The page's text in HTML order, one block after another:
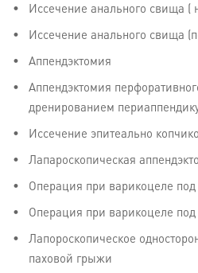
Иссечение анального свища (
Иссечение анального свища
Аппендэктомия
Аппендэктомия
дренированием
Иссечение эпитеально
Лапароскопическая
Операция при варикоцеле под
Операция при варикоцеле
Лапороскопическое
паховой грыжи